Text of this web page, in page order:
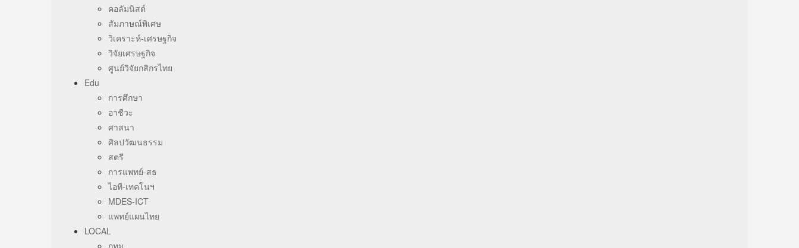
คอลัมนิสต์
สัมภาษณ์พิเศษ
วิเคราะห์-เศรษฐกิจ
วิจัยเศรษฐกิจ
ศูนย์วิจัยกสิกรไทย
Edu
การศึกษา
อาชีวะ
ศาสนา
ศิลปวัฒนธรรม
สตรี
การแพทย์-สธ
ไอที-เทคโนฯ
MDES-ICT
แพทย์แผนไทย
LOCAL
กทม.